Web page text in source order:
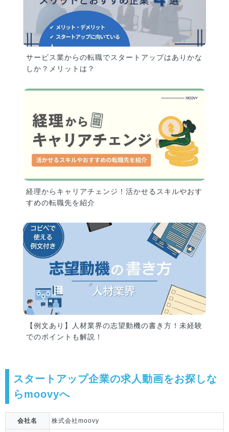
サービス業からの転職でスタートアップはありかな
しか？メリットは？
経理からキャリアチェンジ！活かせるスキルやおす
すめの転職先を紹介
【例文あり】人材業界の志望動機の書き方！未経験
でのポイントも解説！
スタートアップ企業の求人動画をお探しな
らmoovyへ
会社名 株式会社moovy